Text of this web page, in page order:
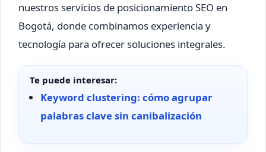
nuestros servicios de posicionamiento SEO en
Bogotá, donde combinamos experiencia y
tecnología para ofrecer soluciones integrales.
Te puede interesar:
Keyword clustering: cómo agrupar
palabras clave sin canibalización